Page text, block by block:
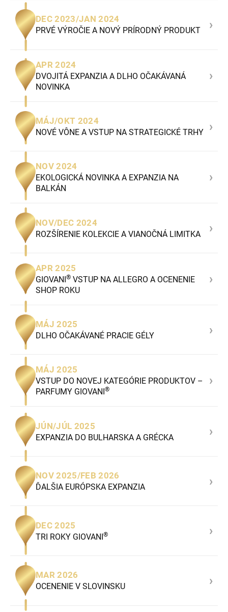
DEC 2023/JAN 2024
PRVÉ VÝROČIE A NOVÝ PRÍRODNÝ PRODUKT ›
APR 2024
DVOJITÁ EXPANZIA A DLHO OČAKÁVANÁ
NOVINKA
›
MÁJ/OKT 2024
NOVÉ VÔNE A VSTUP NA STRATEGICKÉ TRHY ›
NOV 2024
EKOLOGICKÁ NOVINKA A EXPANZIA NA
BALKÁN
›
NOV/DEC 2024
ROZŠÍRENIE KOLEKCIE A VIANOČNÁ LIMITKA ›
APR 2025
GIOVANI® VSTUP NA ALLEGRO A OCENENIE
SHOP ROKU
›
MÁJ 2025
DLHO OČAKÁVANÉ PRACIE GÉLY ›
MÁJ 2025
VSTUP DO NOVEJ KATEGÓRIE PRODUKTOV –
PARFUMY GIOVANI ®
›
JÚN/JÚL 2025
EXPANZIA DO BULHARSKA A GRÉCKA ›
NOV 2025/FEB 2026
ĎALŠIA EURÓPSKA EXPANZIA ›
DEC 2025
TRI ROKY GIOVANI® ›
MAR 2026
OCENENIE V SLOVINSKU ›